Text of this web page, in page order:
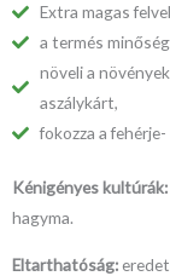
Extra magas
a termés
növeli a
aszálykárt,
fokozza a
Kénigényes kultúrák:
hagyma.
Eltarthatóság: